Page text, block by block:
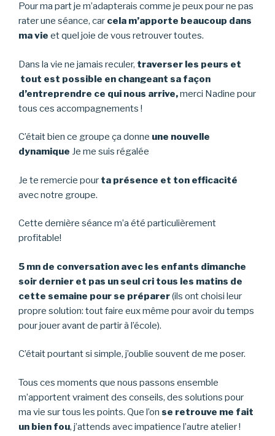
Pour ma part je m’adapterais comme je peux pour ne pas
rater une séance, car cela m’apporte beaucoup dans
ma vie et quel joie de vous retrouver toutes.
Dans la vie ne jamais reculer, traverser les peurs et
tout est possible en changeant sa façon
d’entreprendre ce qui nous arrive,merci Nadine pour
tous ces accompagnements !
C’était bien ce groupe ça donne une nouvelle
dynamique Je me suis régalée
Je te remercie pour ta présence et ton efficacité
avec notre groupe.
Cette dernière séance m’a été particulièrement
profitable!
5 mn de conversation avec les enfants dimanche
soir dernier et pas un seul cri tous les matins de
cette semaine pour se préparer(ils ont choisi leur
propre solution: tout faire eux même pour avoir du temps
pour jouer avant de partir à l’école).
C’était pourtant si simple, j’oublie souvent de me poser.
Tous ces moments que nous passons ensemble
m’apportent vraiment des conseils, des solutions pour
ma vie sur tous les points. Que l’on se retrouve me fait
un bien fou, j’attends avec impatience l’autre atelier !